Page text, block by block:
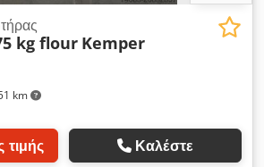
km
kg flour Kemper
τιμής Καλέστε